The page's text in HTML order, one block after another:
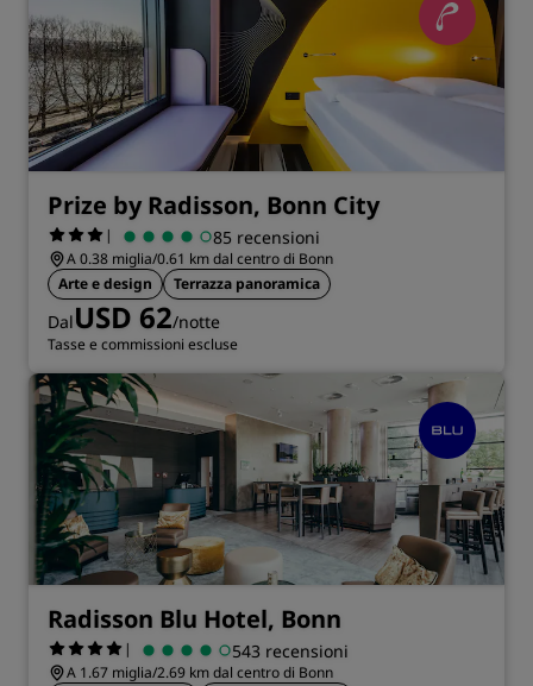
Prize by Radisson, Bonn City
| 85 recensioni
A 0.38 miglia/0.61 km dal centro di Bonn
Arte e design
Terrazza panoramica
DalUSD 62/notte
Tasse e commissioni escluse
Radisson Blu Hotel, Bonn
| 543 recensioni
A 1.67 miglia/2.69 km dal centro di Bonn